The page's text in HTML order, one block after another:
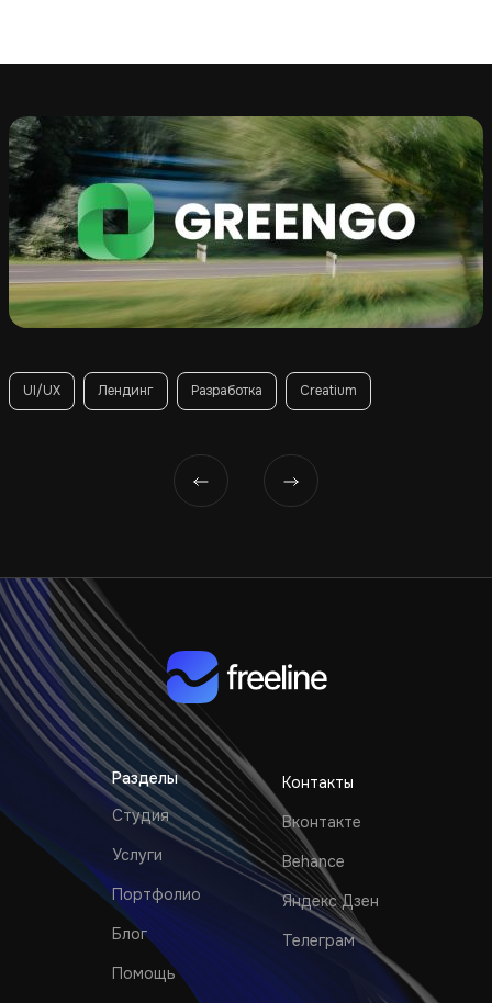
UI/UX Лендинг Разработка Creatium
Разделы
Студия
Услуги
Портфолио
Блог
Помощь
Контакты
Вконтакте
Behance
Яндекс Дзен
Телеграм